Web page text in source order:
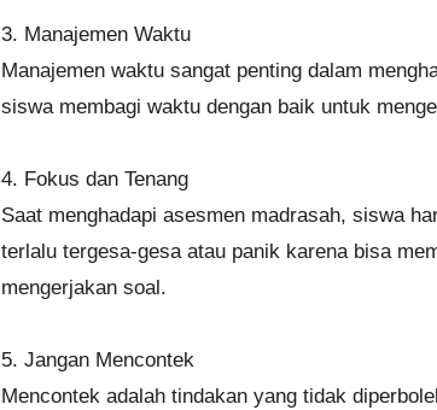
3. Manajemen Waktu
Manajemen waktu sangat penting dalam
siswa membagi waktu dengan baik untuk
4. Fokus dan Tenang
Saat menghadapi asesmen madrasah, siswa
terlalu tergesa-gesa atau panik karena bisa
mengerjakan soal.
5. Jangan Mencontek
Mencontek adalah tindakan yang tidak